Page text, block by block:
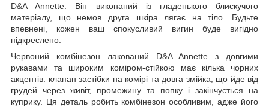
D&A Annette. Він виконаний із гладенького блискучого
матеріалу, що немов друга шкіра лягає на тіло. Будьте
впевнені, кожен ваш спокусливий вигин буде вигідно
підкреслено.
Червоний комбінезон лакований D&A Annette з довгими
рукавами та широким коміром-стійкою має кілька чорних
акцентів: клапан застібки на комірі та довга змійка, що йде від
грудей через живіт, промежину та попку і закінчується на
куприку. Ця деталь робить комбінезон особливим, адже його